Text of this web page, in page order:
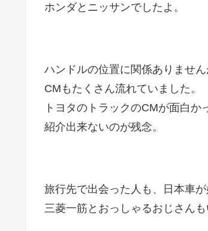
ホンダとニッサンでしたよ。
ハンドルの位置に関係ありませ
CMもたくさん流れていました。
トヨタのトラックのCMが面白か
紹介出来ないのが残念。
旅行先で出会った人も、日本車
三菱一筋とおっしゃるおじさん